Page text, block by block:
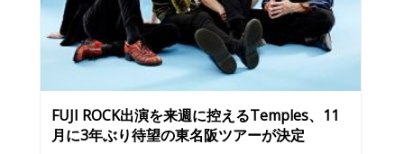
FUJI ROCK出演を来週に控えるTemples、11
月に3年ぶり待望の東名阪ツアーが決定